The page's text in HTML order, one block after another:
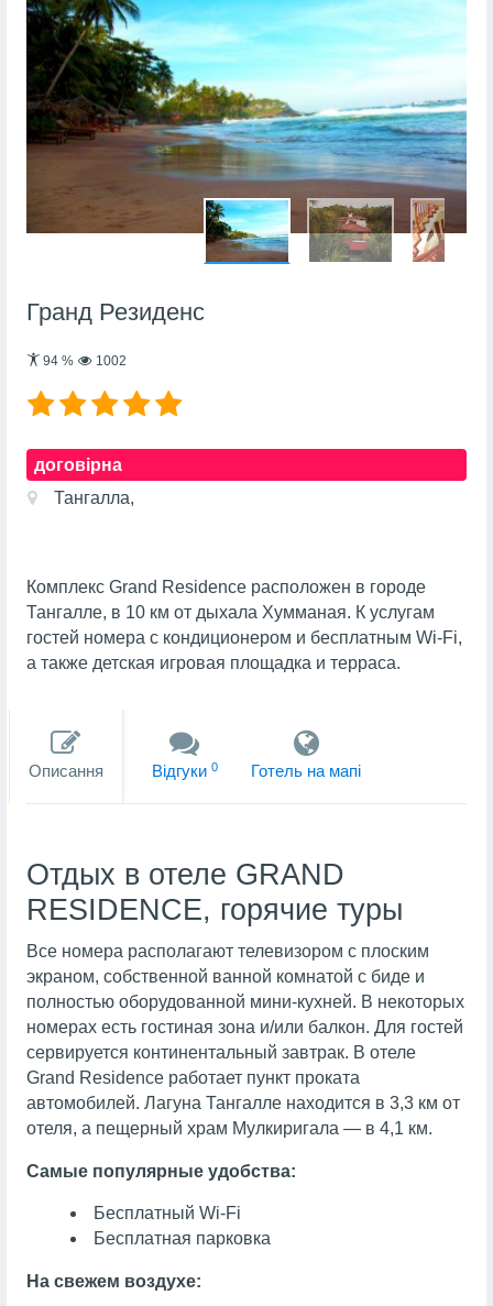
Гранд Резиденс
94% 1002
договірна
Тангалла,
Комплекс Grand Residence расположен в городе
Тангалле, в 10 км от дыхала Хумманая. К услугам
гостей номера с кондиционером и бесплатным Wi-Fi,
а также детская игровая площадка и терраса.
Описання Вiдгуки 0 Готель на мапi
Отдых в отеле GRAND
RESIDENCE, горячие туры
Все номера располагают телевизором с плоским
экраном, собственной ванной комнатой с биде и
полностью оборудованной мини-кухней. В некоторых
номерах есть гостиная зона и/или балкон. Для гостей
сервируется континентальный завтрак. В отеле
Grand Residence работает пункт проката
автомобилей. Лагуна Тангалле находится в 3,3 км от
отеля, а пещерный храм Мулкиригала — в 4,1 км.
Самые популярные удобства:
Бесплатный Wi-Fi
Бесплатная парковка
На свежем воздухе: